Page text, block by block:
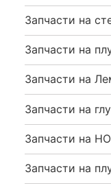
Запчасти на
Запчасти на
Запчасти на
Запчасти на
Запчасти на
Запчасти на